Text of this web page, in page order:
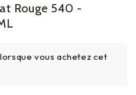
Rouge 540 -
vous achetez cet